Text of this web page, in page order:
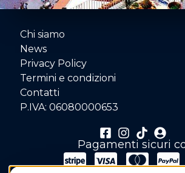
Chi siamo
News
Privacy Policy
Termini e condizioni
Contatti
P.IVA: 06080000653
Pagamenti sicuri